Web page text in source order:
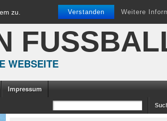
zu. Verstanden Weitere
WEBSEITE
Impressum